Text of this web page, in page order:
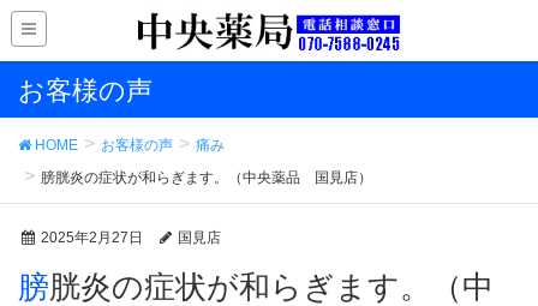
お客様の声
HOME お客様の声
痛み
膀胱炎の症状が和らぎます。（中央薬品 国見店）
2025年2月27日 国見店
膀胱炎の症状が和らぎます。（中